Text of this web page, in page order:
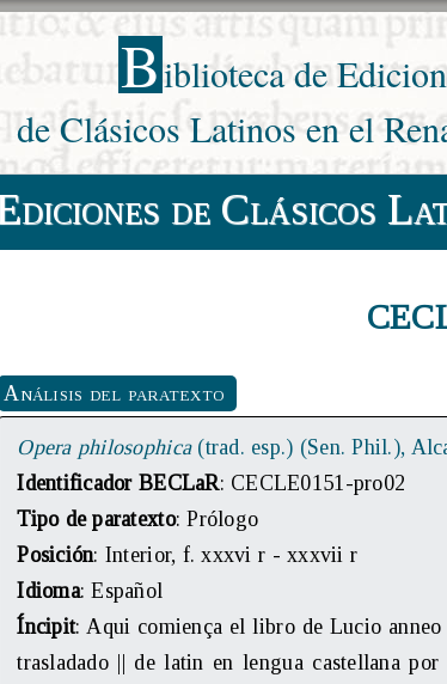
Biblioteca de
de Clásicos Latinos en el
de Clásicos
Análisis del paratexto
Opera philosophica (trad. esp.) (Sen. Phil.),
Identificador BECLaR: CECLE0151-pro02
Tipo de paratexto: Prólogo
Posición: Interior, f. xxxvi r - xxxvii r
Idioma: Español
Íncipit: Aqui comiença el libro de Lucio
trasladado || de latin en lengua castellana